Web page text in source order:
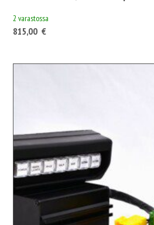
2 varastossa
815,00 €